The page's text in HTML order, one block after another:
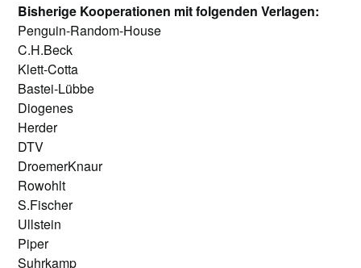
Bisherige Kooperationen mit folgenden Verlagen:
Penguin-Random-House
C.H.Beck
Klett-Cotta
Bastei-Lübbe
Diogenes
Herder
DTV
DroemerKnaur
Rowohlt
S.Fischer
Ullstein
Piper
Suhrkamp